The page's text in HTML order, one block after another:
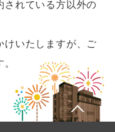
されている方以外の
けいたしますが、ご